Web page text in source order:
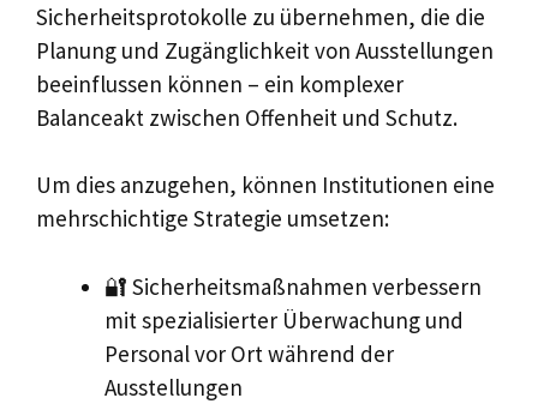
Sicherheitsprotokolle zu übernehmen, die die
Planung und Zugänglichkeit von Ausstellungen
beeinflussen können – ein komplexer
Balanceakt zwischen Offenheit und Schutz.
Um dies anzugehen, können Institutionen eine
mehrschichtige Strategie umsetzen:
🔐 Sicherheitsmaßnahmen verbessern
mit spezialisierter Überwachung und
Personal vor Ort während der
Ausstellungen